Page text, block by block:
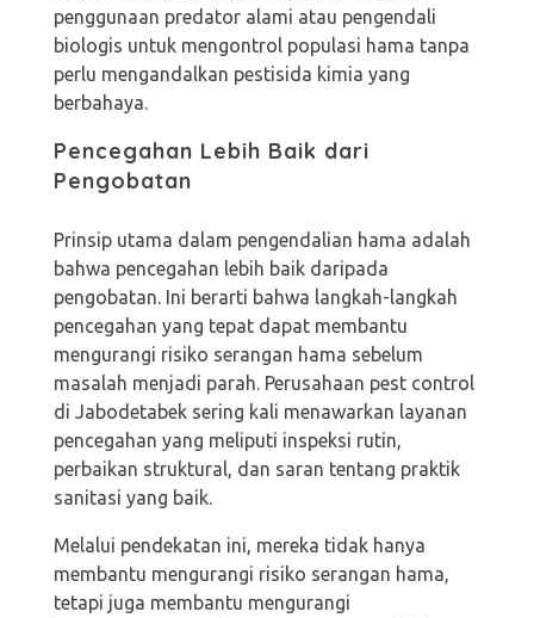
penggunaan predator alami atau pengendali
biologis untuk mengontrol populasi hama tanpa
perlu mengandalkan pestisida kimia yang
berbahaya.
Pencegahan Lebih Baik dari
Pengobatan
Prinsip utama dalam pengendalian hama adalah
bahwa pencegahan lebih baik daripada
pengobatan. Ini berarti bahwa langkah-langkah
pencegahan yang tepat dapat membantu
mengurangi risiko serangan hama sebelum
masalah menjadi parah. Perusahaan pest control
di Jabodetabek sering kali menawarkan layanan
pencegahan yang meliputi inspeksi rutin,
perbaikan struktural, dan saran tentang praktik
sanitasi yang baik.
Melalui pendekatan ini, mereka tidak hanya
membantu mengurangi risiko serangan hama,
tetapi juga membantu mengurangi